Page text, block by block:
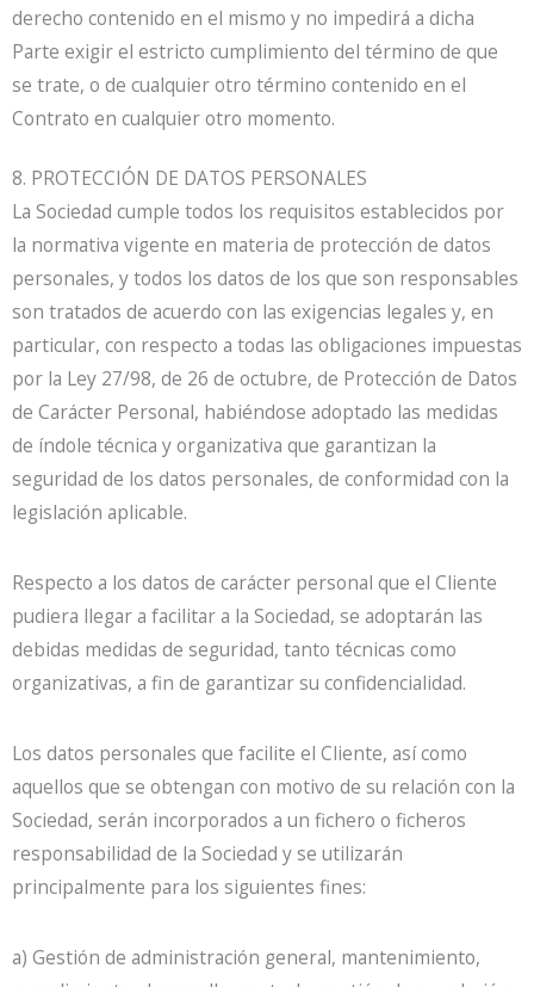
derecho contenido en el mismo y no impedirá a dicha
Parte exigir el estricto cumplimiento del término de que
se trate, o de cualquier otro término contenido en el
Contrato en cualquier otro momento.
8. PROTECCIÓN DE DATOS PERSONALES
La Sociedad cumple todos los requisitos establecidos por
la normativa vigente en materia de protección de datos
personales, y todos los datos de los que son responsables
son tratados de acuerdo con las exigencias legales y, en
particular, con respecto a todas las obligaciones impuestas
por la Ley 27/98, de 26 de octubre, de Protección de Datos
de Carácter Personal, habiéndose adoptado las medidas
de índole técnica y organizativa que garantizan la
seguridad de los datos personales, de conformidad con la
legislación aplicable.
Respecto a los datos de carácter personal que el Cliente
pudiera llegar a facilitar a la Sociedad, se adoptarán las
debidas medidas de seguridad, tanto técnicas como
organizativas, a fin de garantizar su confidencialidad.
Los datos personales que facilite el Cliente, así como
aquellos que se obtengan con motivo de su relación con la
Sociedad, serán incorporados a un fichero o ficheros
responsabilidad de la Sociedad y se utilizarán
principalmente para los siguientes fines:
a) Gestión de administración general, mantenimiento,